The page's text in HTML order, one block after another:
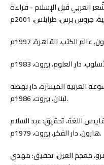
العربي قبل الإسلام - قراءة
العربية الميسرة، دار نهضة
لبنان، بيروت، 1986م.
اللغة، تحقيق: عبد السلام
هارون، دار الفكر، بيروت، 1979م.
معجم العين، تحقيق: مهدي